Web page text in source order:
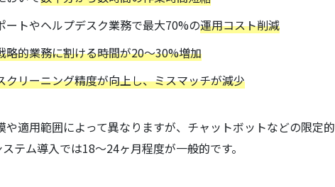
トやヘルプデスク業務で最大70%の運用コスト削減
略的業務に割ける時間が20〜30%増加
クリーニング精度が向上し、ミスマッチが減少
適用範囲によって異なりますが、チャットボットなどの限定的
テム導入では18〜24ヶ月程度が一般的です。